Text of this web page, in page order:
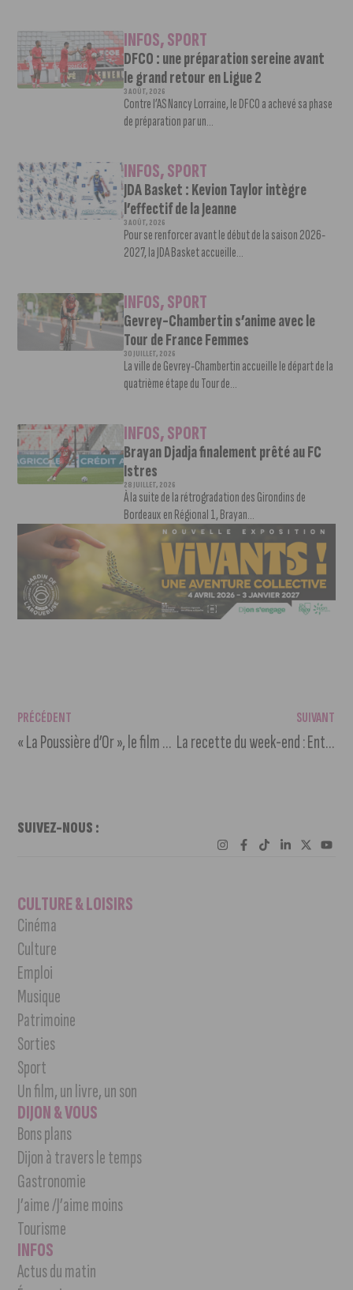
INFOS,SPORT
DFCO : une préparation sereine avant
le grand retour en Ligue 2
3 AOÛT, 2026
Contre l’AS Nancy Lorraine, le DFCO a achevé sa phase
de préparation par un...
INFOS,SPORT
JDA Basket : Kevion Taylor intègre
l’effectif de la Jeanne
3 AOÛT, 2026
Pour se renforcer avant le début de la saison 2026-
2027, la JDA Basket accueille...
INFOS,SPORT
Gevrey-Chambertin s’anime avec le
Tour de France Femmes
30 JUILLET, 2026
La ville de Gevrey-Chambertin accueille le départ de la
quatrième étape du Tour de...
INFOS,SPORT
Brayan Djadja finalement prêté au FC
Istres
28 JUILLET, 2026
À la suite de la rétrogradation des Girondins de
Bordeaux en Régional 1, Brayan...
PRÉCÉDENT
« La Poussière d’Or », le film de la destination Côte-d’Or
SUIVANT
La recette du week-end : Entrée de printemps
SUIVEZ-NOUS :
CULTURE & LOISIRS
Cinéma
Culture
Emploi
Musique
Patrimoine
Sorties
Sport
Un film, un livre, un son
DIJON & VOUS
Bons plans
Dijon à travers le temps
Gastronomie
J’aime /J’aime moins
Tourisme
INFOS
Actus du matin